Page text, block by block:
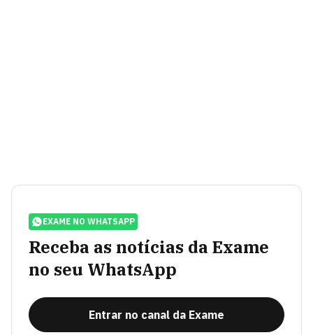
EXAME NO WHATSAPP
Receba as notícias da Exame
no seu WhatsApp
Entrar no canal da Exame